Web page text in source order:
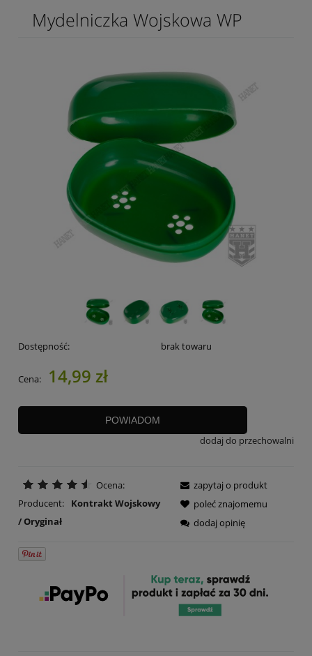
Mydelniczka Wojskowa WP
Dostępność: brak towaru
Cena: 14,99 zł
POWIADOM
dodaj do przechowalni
Ocena:
Producent:
Kontrakt Wojskowy
/ Oryginał
zapytaj o produkt
poleć znajomemu
dodaj opinię